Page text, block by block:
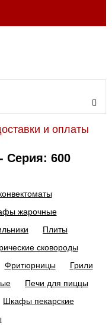
и оплаты
Серия: 600
жарочные
Плиты
сковороды
Фритюрницы
Грили
Печи для пиццы
Шкафы пекарские